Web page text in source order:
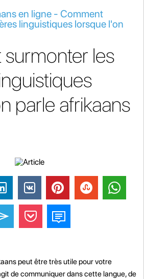
en ligne - Comment
linguistiques lorsque l'on
les
parle afrikaans
peut être très utile pour votre
de communiquer dans cette langue, de